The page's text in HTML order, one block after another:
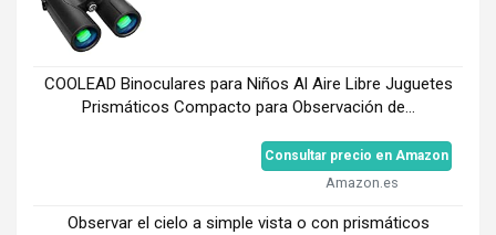
COOLEAD Binoculares para Niños Al Aire Libre Juguetes
Prismáticos Compacto para Observación de...
Consultar precio en Amazon
Amazon.es
Observar el cielo a simple vista o con prismáticos